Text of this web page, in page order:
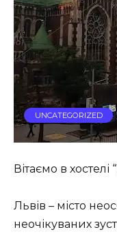
UNCATEGORIZED
Вітаємо в хостелі
Львів – місто
неочікуваних